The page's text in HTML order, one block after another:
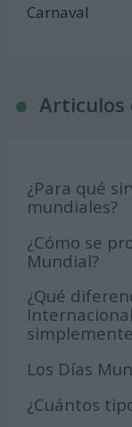
Carnaval
Articulos
¿Para qué
mundiales?
¿Cómo se
Mundial?
¿Qué
Los Días
¿Cuántos